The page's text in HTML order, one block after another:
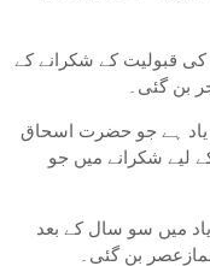
کی قبولیت کے شکرانے کے
بن گئی۔
یاد ہے جو حضرت اسحاق
لیے شکرانے میں جو
میں سو سال کے بعد